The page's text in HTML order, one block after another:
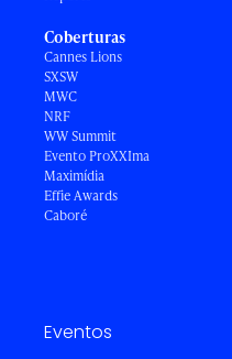
Coberturas
Cannes Lions
SXSW
MWC
NRF
WW Summit
Evento ProXXIma
Maximídia
Effie Awards
Caboré
Eventos